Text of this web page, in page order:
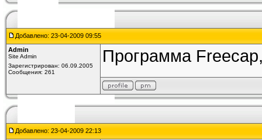
Добавлено: 23-04-2009 09:55
Admin
Site Admin
Зарегистрирован: 06.09.2005
Сообщения: 261
Программа
Добавлено: 23-04-2009 22:13